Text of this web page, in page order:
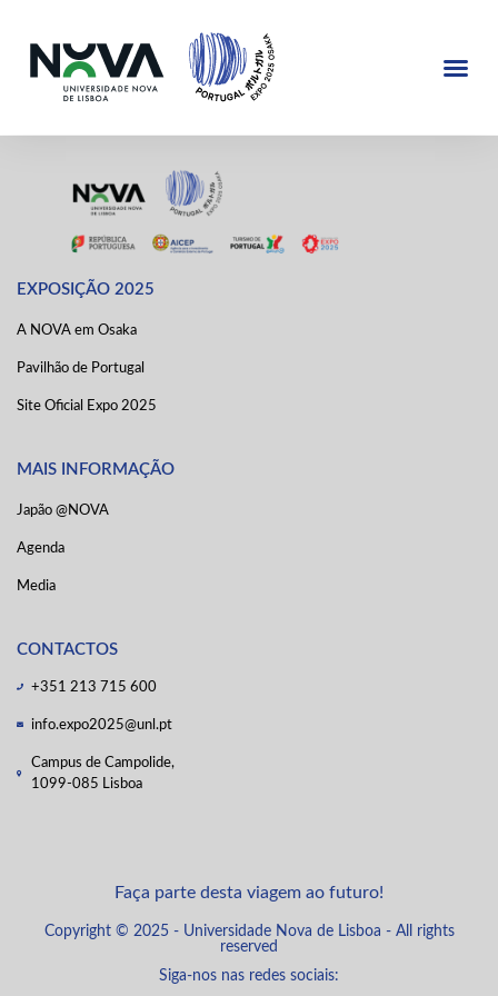
EXPOSIÇÃO 2025
A NOVA em Osaka
Pavilhão de Portugal
Site Oficial Expo 2025
MAIS INFORMAÇÃO
Japão @NOVA
Agenda
Media
CONTACTOS
+351 213 715 600
info.expo2025@unl.pt
Campus de Campolide,
1099-085 Lisboa
Faça parte desta viagem ao futuro!
Copyright © 2025 - Universidade Nova de Lisboa - All rights
reserved
Siga-nos nas redes sociais: